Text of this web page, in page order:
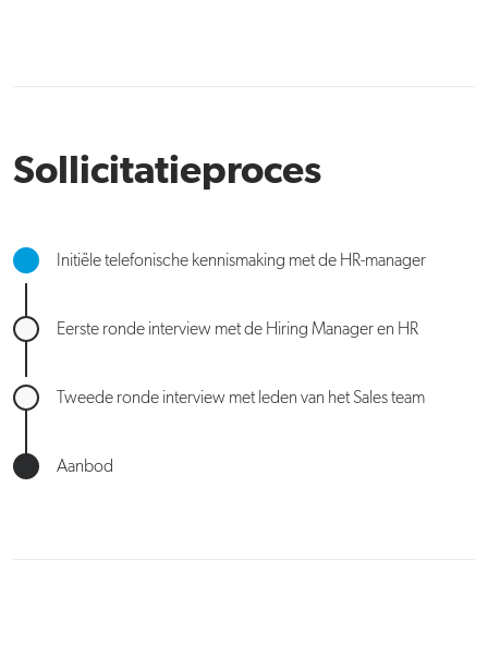
Sollicitatieproces
Initiële telefonische kennismaking met de HR-manager
Eerste ronde interview met de Hiring Manager en HR
Tweede ronde interview met leden van het Sales team
Aanbod